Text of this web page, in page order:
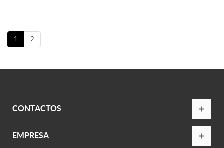
1 2
CONTACTOS
EMPRESA